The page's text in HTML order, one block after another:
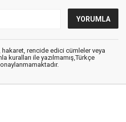
rencide edici cümleler veya
kuralları ile yazılmamış,Türkçe